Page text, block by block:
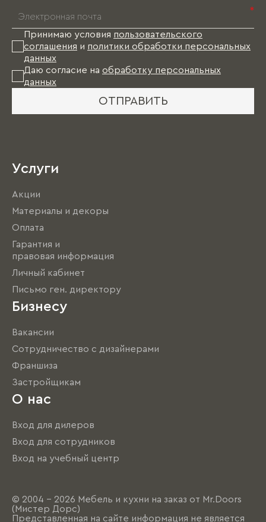
*
Принимаю условия пользовательского
соглашения и политики обработки персональных
данных
Даю согласие на обработку персональных
данных
ОТПРАВИТЬ
Услуги
Акции
Материалы и декоры
Оплата
Гарантия и
правовая информация
Личный кабинет
Письмо ген. директору
Бизнесу
Вакансии
Сотрудничество с дизайнерами
Франшиза
Застройщикам
О нас
Вход для дилеров
Вход для сотрудников
Вход на учебный центр
© 2004 - 2026 Мебель и кухни на заказ от Mr.Doors
(Мистер Дорс)
Представленная на сайте информация не является